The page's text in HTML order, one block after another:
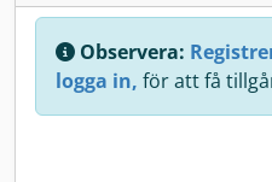
Observera:
logga in, för att få